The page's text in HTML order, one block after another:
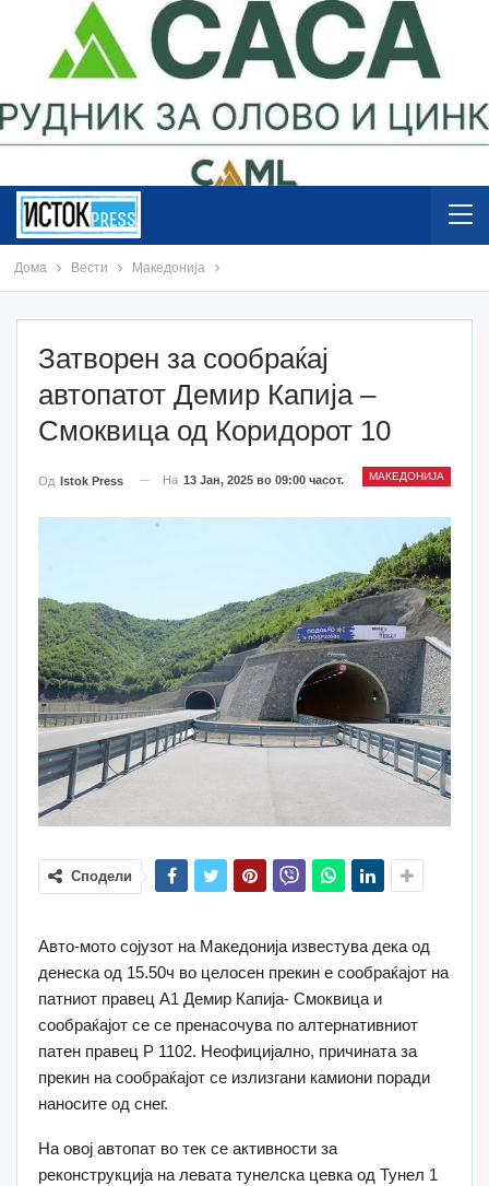
Дома Вести Македонија
Затворен за сообраќај
автопатот Демир Капија –
Смоквица од Коридорот 10
МАКЕДОНИЈА
Од Istok Press На 13 Јан, 2025 во 09:00 часот.
Сподели
Авто-мото сојузот на Македонија известува дека од
денеска од 15.50ч во целосен прекин е сообраќајот на
патниот правец А1 Демир Капија- Смоквица и
сообраќајот се се пренасочува по алтернативниот
патен правец Р 1102. Неофицијално, причината за
прекин на сообраќајот се излизгани камиони поради
наносите од снег.
На овој автопат во тек се активности за
реконструкција на левата тунелска цевка од Тунел 1